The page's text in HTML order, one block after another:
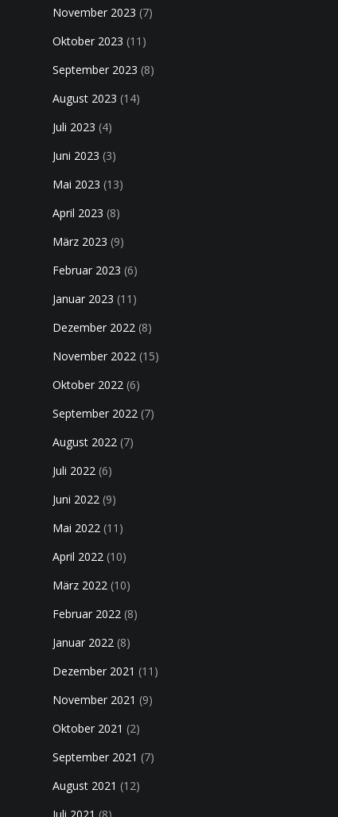
November 2023 (7)
Oktober 2023 (11)
September 2023 (8)
August 2023 (14)
Juli 2023 (4)
Juni 2023 (3)
Mai 2023 (13)
April 2023 (8)
März 2023 (9)
Februar 2023 (6)
Januar 2023 (11)
Dezember 2022(8)
November 2022(15)
Oktober 2022(6)
September 2022(7)
August 2022(7)
Juli 2022(6)
Juni 2022(9)
Mai 2022(11)
April 2022(10)
März 2022(10)
Februar 2022(8)
Januar 2022(8)
Dezember 2021 (11)
November 2021 (9)
Oktober 2021 (2)
September 2021 (7)
August 2021 (12)